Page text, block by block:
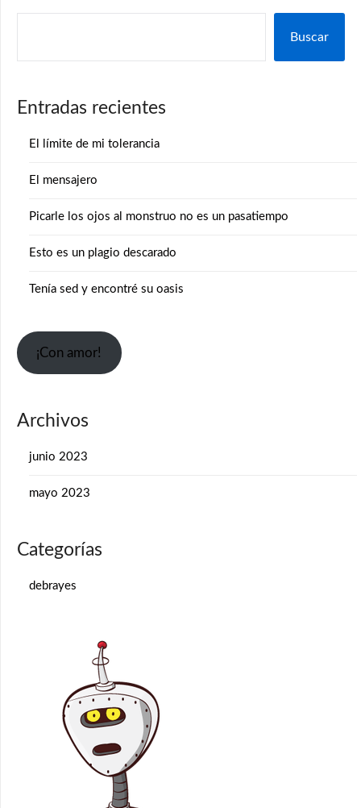
Buscar
Entradas recientes
El límite de mi tolerancia
El mensajero
Picarle los ojos al monstruo no es un pasatiempo
Esto es un plagio descarado
Tenía sed y encontré su oasis
¡Con amor!
Archivos
junio 2023
mayo 2023
Categorías
debrayes